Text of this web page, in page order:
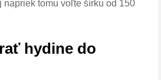
napriek tomu voľte šírku od 150
hydine do